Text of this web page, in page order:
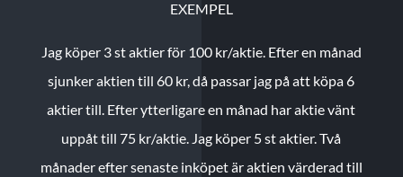
EXEMPEL
Jag köper 3 st aktier för 100 kr/aktie. Efter en månad
sjunker aktien till 60 kr, då passar jag på att köpa 6
aktier till. Efter ytterligare en månad har aktie vänt
uppåt till 75 kr/aktie. Jag köper 5 st aktier.Två
månader efter senaste inköpet är aktien värderad till